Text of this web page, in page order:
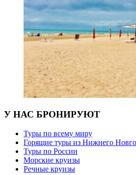
У НАС БРОНИРУЮТ
Туры по всему миру
Горящие туры из Нижнего
Туры по России
Морские круизы
Речные круизы